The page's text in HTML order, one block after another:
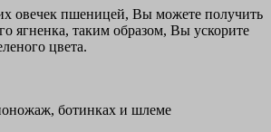
овечек пшеницей, Вы можете получить
ягненка, таким образом, Вы ускорите
цвета.
ботинках и шлеме